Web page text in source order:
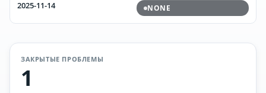
2025-11-14
NONE
ЗАКРЫТЫЕ ПРОБЛЕМЫ
1